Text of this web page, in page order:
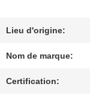
DU
SITE
Lieu d'origine:
Nom de marque:
Certification: